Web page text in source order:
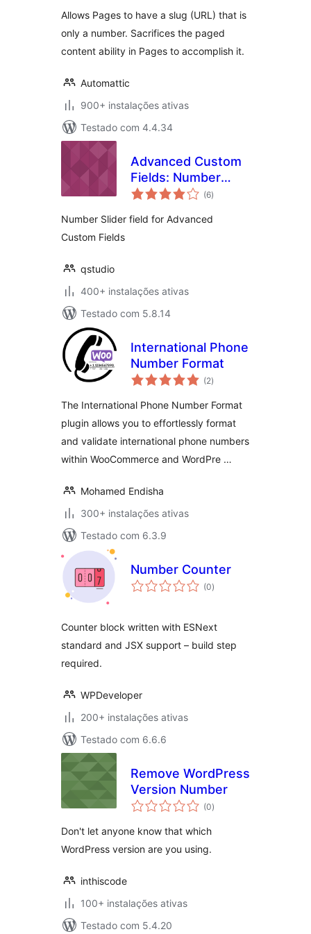
Allows Pages to have a slug (URL) that is
only a number. Sacrifices the paged
content ability in Pages to accomplish it.
Automattic
900+ instalações ativas
Testado com 4.4.34
Advanced Custom
Fields: Number
Slider
(6avaliações
totais
)
Number Slider field for Advanced
Custom Fields
qstudio
400+ instalações ativas
Testado com 5.8.14
International Phone
Number Format
(2avaliações
totais
)
The International Phone Number Format
plugin allows you to effortlessly format
and validate international phone numbers
within WooCommerce and WordPre …
Mohamed Endisha
300+ instalações ativas
Testado com 6.3.9
Number Counter
(0avaliações
totais
)
Counter block written with ESNext
standard and JSX support – build step
required.
WPDeveloper
200+ instalações ativas
Testado com 6.6.6
Remove WordPress
Version Number
(0avaliações
totais
)
Don't let anyone know that which
WordPress version are you using.
inthiscode
100+ instalações ativas
Testado com 5.4.20